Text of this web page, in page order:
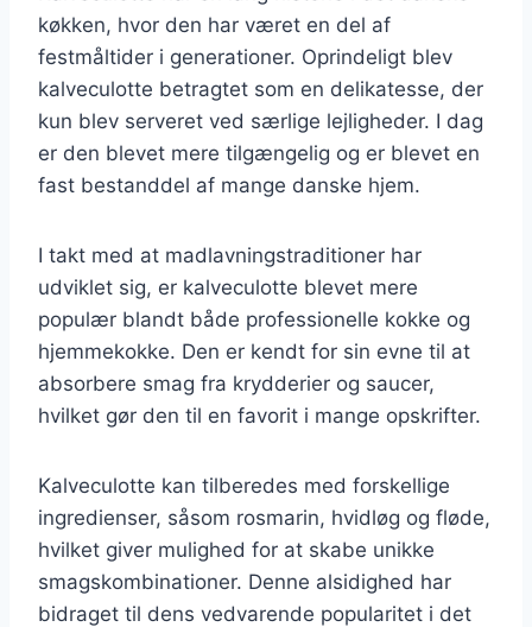
køkken, hvor den har været en del af
festmåltider i generationer. Oprindeligt blev
kalveculotte betragtet som en delikatesse, der
kun blev serveret ved særlige lejligheder. I dag
er den blevet mere tilgængelig og er blevet en
fast bestanddel af mange danske hjem.
I takt med at madlavningstraditioner har
udviklet sig, er kalveculotte blevet mere
populær blandt både professionelle kokke og
hjemmekokke. Den er kendt for sin evne til at
absorbere smag fra krydderier og saucer,
hvilket gør den til en favorit i mange opskrifter.
Kalveculotte kan tilberedes med forskellige
ingredienser, såsom rosmarin, hvidløg og fløde,
hvilket giver mulighed for at skabe unikke
smagskombinationer. Denne alsidighed har
bidraget til dens vedvarende popularitet i det